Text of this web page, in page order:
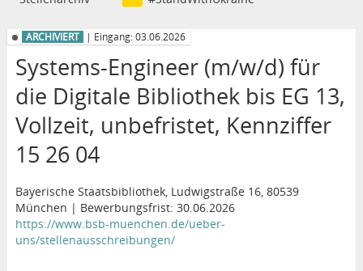
ARCHIVIERT | Eingang: 03.06.2026
Systems-Engineer (m/w/d) für
die Digitale Bibliothek bis EG 13,
Vollzeit, unbefristet, Kennziffer
15 26 04
Bayerische Staatsbibliothek, Ludwigstraße 16, 80539
München | Bewerbungsfrist: 30.06.2026
https://www.bsb-muenchen.de/ueber-
uns/stellenausschreibungen/